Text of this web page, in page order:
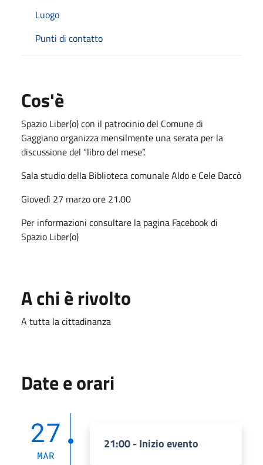
Luogo
Punti di contatto
Cos'è
Spazio Liber(o) con il patrocinio del Comune di
Gaggiano organizza mensilmente una serata per la
discussione del “libro del mese”.
Sala studio della Biblioteca comunale Aldo e Cele Daccò
Giovedì 27 marzo ore 21.00
Per informazioni consultare la pagina Facebook di
Spazio Liber(o)
A chi è rivolto
A tutta la cittadinanza
Date e orari
27
MAR
21:00 - Inizio evento